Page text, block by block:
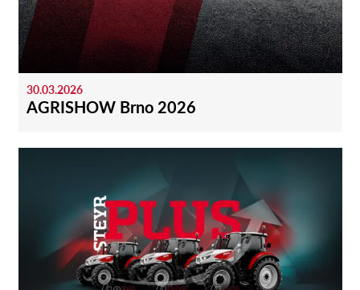
30.03.2026
AGRISHOW Brno 2026